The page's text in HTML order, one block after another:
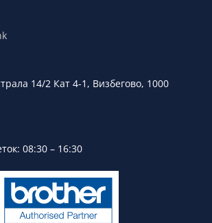
14/2 Кат 4-1, Визбегово, 1000
08:30 – 16:30